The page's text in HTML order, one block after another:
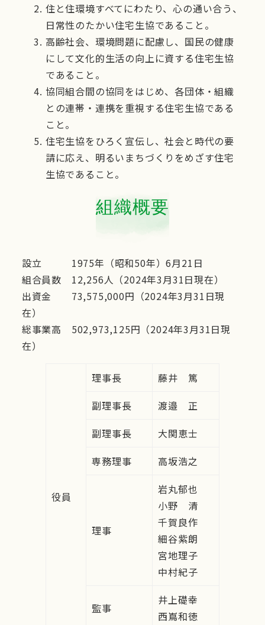
住と住環境すべてにわたり、心の通い合う、
日常性のたかい住宅生協であること。
高齢社会、環境問題に配慮し、国民の健康
にして文化的生活の向上に資する住宅生協
であること。
協同組合間の協同をはじめ、各団体・組織
との連帯・連携を重視する住宅生協である
こと。
住宅生協をひろく宣伝し、社会と時代の要
請に応え、明るいまちづくりをめざす住宅
生協であること。
組織概要
設立 1975年（昭和50年）6月21日
組合員数 12,256人（2024年3月31日現在）
出資金 73,575,000円（2024年3月31日現
在）
総事業高 502,973,125円（2024年3月31日現
在）
役員
理事長
藤井 篤
副理事長
渡邉 正
副理事長
大関恵士
専務理事
高坂浩之
理事
岩丸郁也
小野 清
千賀良作
細谷紫朗
宮地理子
中村紀子
監事
井上礎幸
西嶌和徳